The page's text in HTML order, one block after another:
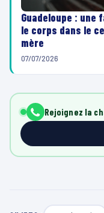
Guadeloupe : une
le corps dans le
mère
07/07/2026
Rejoignez la